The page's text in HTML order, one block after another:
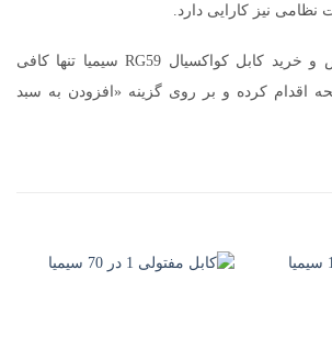
نیز کارایی دارد.
به منظور ثبت سفارش و خرید کابل کواکسیال RG59 سیمیا تنها کافی
اقدام کرده و بر روی گزینه «افزودن به سبد